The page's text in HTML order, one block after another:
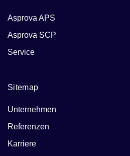
Asprova APS
Asprova SCP
Service
Sitemap
Unternehmen
Referenzen
Karriere